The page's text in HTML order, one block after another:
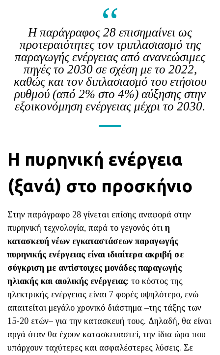
Η παράγραφος 28 επισημαίνει ως
προτεραιότητες τον τριπλασιασμό της
παραγωγής ενέργειας από ανανεώσιμες
πηγές το 2030 σε σχέση με το 2022,
καθώς και τον διπλασιασμό του ετήσιου
ρυθμού (από 2% στο 4%) αύξησης στην
εξοικονόμηση ενέργειας μέχρι το 2030.
Η πυρηνική ενέργεια
(ξανά) στο προσκήνιο
Στην παράγραφο 28 γίνεται επίσης αναφορά στην
πυρηνική τεχνολογία, παρά το γεγονός ότι η
κατασκευή νέων εγκαταστάσεων παραγωγής
πυρηνικής ενέργειας είναι ιδιαίτερα ακριβή σε
σύγκριση με αντίστοιχες μονάδες παραγωγής
ηλιακής και αιολικής ενέργειας: το κόστος της
ηλεκτρικής ενέργειας είναι 7 φορές υψηλότερο, ενώ
απαιτείται μεγάλο χρονικό διάστημα –της τάξης των
15-20 ετών– για την κατασκευή τους. Δηλαδή, θα είναι
αργά όταν θα έχουν κατασκευαστεί, την ίδια ώρα που
υπάρχουν ταχύτερες και ασφαλέστερες λύσεις. Σε